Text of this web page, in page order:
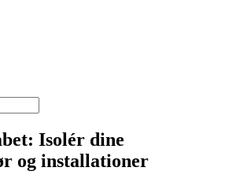
Isolér dine
og installationer